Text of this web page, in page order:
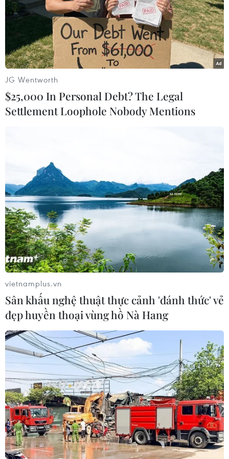
Tổng thống Ecuador Guillermo Lasso
tuyên bố không tái tranh cử
20/05/2023 02:15
Tổng thống Guillermo Lasso khẳng định Phong trào
chính trị Kiến tạo cơ hội (CREO) cầm quyền do ông
thành lập sẽ đề cử một ứng viên khác tham gia chạy
đua trong cuộc tổng tuyển cử vào tháng Tám tới.
Ecuador: Thị trưởng thành phố Manta
JG Wentworth
$25,000 In Personal Debt? The Legal
Settlement Loophole Nobody Mentions
vietnamplus.vn
Sân khấu nghệ thuật thực cảnh 'đánh thức' vẻ
đẹp huyền thoại vùng hồ Nà Hang